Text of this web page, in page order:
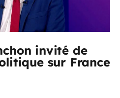
invité de
sur France